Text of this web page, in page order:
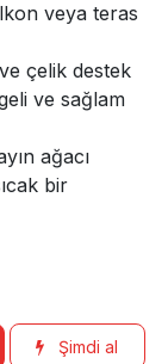
veya teras
çelik destek
ve sağlam
ağacı
bir
Şimdi al